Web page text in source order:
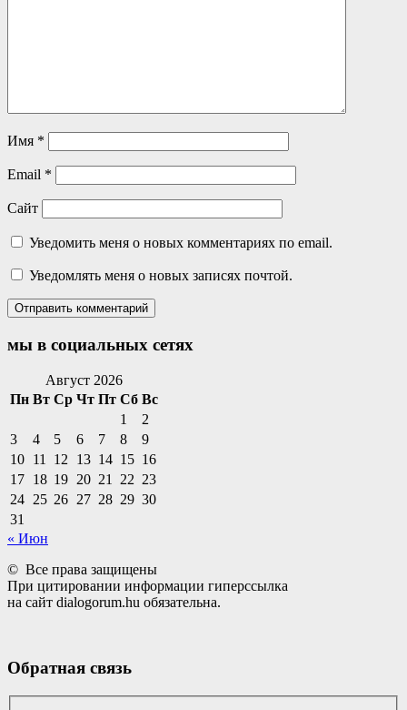
Имя *
Email *
Сайт
Уведомить меня о новых комментариях по email.
Уведомлять меня о новых записях почтой.
мы в социальных сетях
Facebook
Instagram
VKontakte
ТелефонАвгуст 2026
Пн Вт Ср Чт Пт Сб Вс
1
2
3
4 5 6 7 8
9
10 11 12 13 14 15 16
17 18 19 20 21 22 23
24 25 26 27 28 29 30
31
« Июн
© Все права защищены
При цитировании информации гиперссылка
на сайт dialogorum.hu обязательна.
Обратная связь